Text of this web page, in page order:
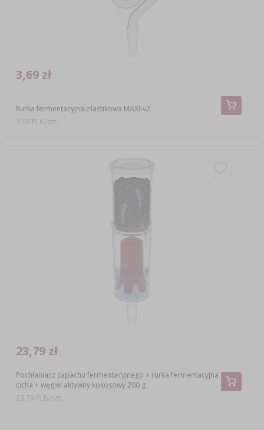
Rurka fermentacyjna plastikowa MAXI-v2
3,69 zł
3,69 PLN/szt.
Pochłaniacz zapachu fermentacyjnego + rurka fermentacyjna
cicha + węgiel aktywny kokosowy 200 g
23,79 zł
23,79 PLN/szt.